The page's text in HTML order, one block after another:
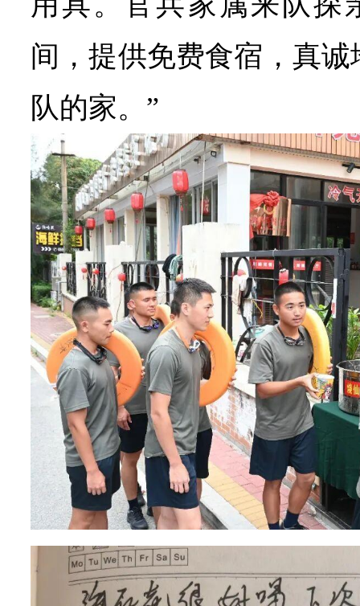
间，提供免费食宿，真
队的家。”